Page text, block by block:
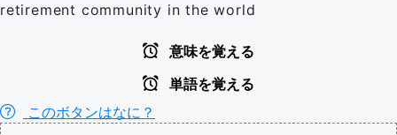
retirement community in the world
意味を覚える
単語を覚える
このボタンはなに？